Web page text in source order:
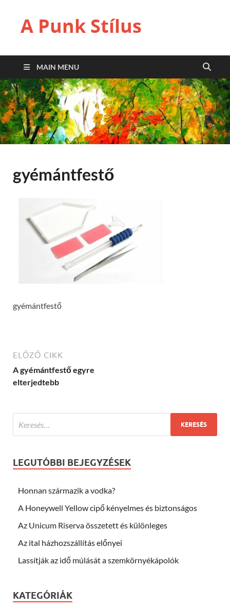
A Punk Stílus
MAIN MENU
gyémántfestő
gyémántfestő
ELŐZŐ CIKK
A gyémántfestő egyre
elterjedtebb
LEGUTÓBBI BEJEGYZÉSEK
Honnan származik a vodka?
A Honeywell Yellow cipő kényelmes és biztonságos
Az Unicum Riserva összetett és különleges
Az ital házhozszállítás előnyei
Lassítják az idő múlását a szemkörnyékápolók
KATEGÓRIÁK